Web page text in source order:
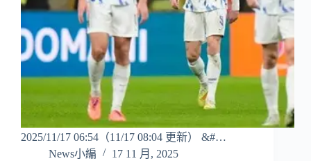
2025/11/17 06:54（11/17 08:04 更新） &#…
News小編
17 11 月, 2025